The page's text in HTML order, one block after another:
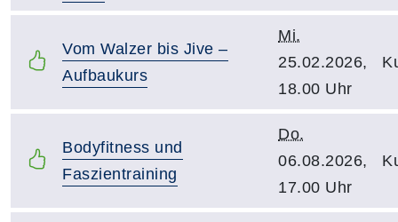
Vom Walzer bis Jive –
Aufbaukurs
Mi.
25.02.2026,
18.00 Uhr
Bodyfitness und
Faszientraining
Do.
06.08.2026,
17.00 Uhr